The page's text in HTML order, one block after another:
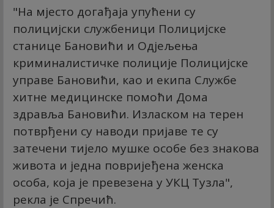
"На мјесто догађаја упућени су
полицијски службеници Полицијске
станице Бановићи и Одјељења
криминалистичке полиције Полицијске
управе Бановићи, као и екипа Службе
хитне медицинске помоћи Дома
здравља Бановићи. Изласком на терен
потврђени су наводи пријаве те су
затечени тијело мушке особе без знакова
живота и једна повријеђена женска
особа, која је превезена у УКЦ Тузла",
рекла је Спречић.